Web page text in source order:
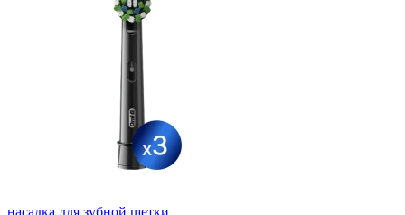
насадка для зубной щетки